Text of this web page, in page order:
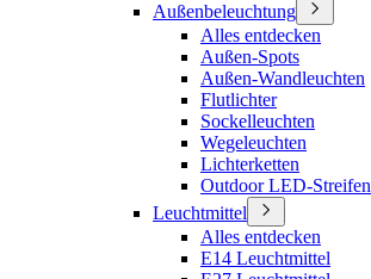
Außenbeleuchtung
Alles entdecken
Außen-Spots
Außen-Wandleuchten
Flutlichter
Sockelleuchten
Wegeleuchten
Lichterketten
Outdoor LED-Streifen
Leuchtmittel
Alles entdecken
E14 Leuchtmittel